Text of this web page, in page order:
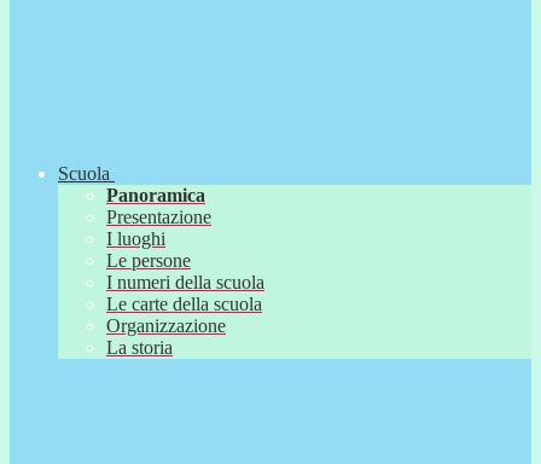
Scuola
Panoramica
Presentazione
I luoghi
Le persone
I numeri della scuola
Le carte della scuola
Organizzazione
La storia